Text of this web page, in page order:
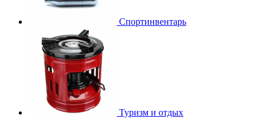
Спортинвентарь
Туризм и отдых